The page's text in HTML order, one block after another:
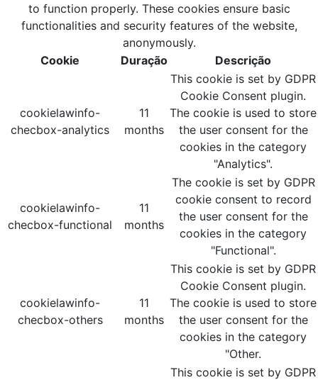
to function properly. These cookies ensure basic
functionalities and security features of the website,
anonymously.
Cookie
Duração Descrição
cookielawinfo-
checbox-analytics
11
months
This cookie is set by GDPR
Cookie Consent plugin.
The cookie is used to store
the user consent for the
cookies in the category
"Analytics".
cookielawinfo-
checbox-functional
11
months
The cookie is set by GDPR
cookie consent to record
the user consent for the
cookies in the category
"Functional".
cookielawinfo-
checbox-others
11
months
This cookie is set by GDPR
Cookie Consent plugin.
The cookie is used to store
the user consent for the
cookies in the category
"Other.
This cookie is set by GDPR